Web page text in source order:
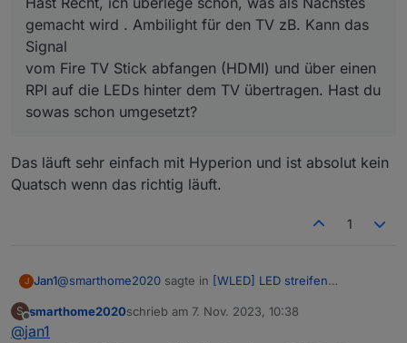
gemacht wird . Ambilight für den TV zB. Kann das
Signal
vom Fire TV Stick abfangen (HDMI) und über einen
RPI auf die LEDs hinter dem TV übertragen. Hast du
sowas schon umgesetzt?
Das läuft sehr einfach mit Hyperion und ist absolut kein
Quatsch wenn das richtig läuft.
1
J Jan1@smarthome2020 sagte in [WLED] LED streifen
S
Offline
smarthome2020schrieb am 7. Nov. 2023, 10:38
zuletzt editiert von
@jan1